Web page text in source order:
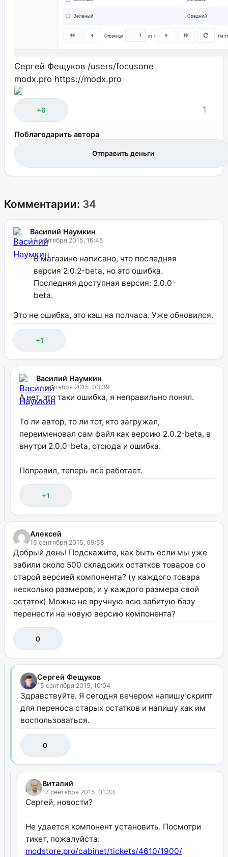
Сергей Фещуков /users/focusone
modx.pro https://modx.pro
+6 1
Поблагодарить автора
Отправить деньги
Комментарии: 34
Василий Наумкин
14 сентября 2015, 16:45
В магазине написано, что последняя
версия 2.0.2-beta, но это ошибка.
Последняя доступная версия: 2.0.0-
beta.
Это не ошибка, это кэш на полчаса. Уже обновился.
+1
Василий Наумкин
17 сентября 2015, 03:39
А нет, это таки ошибка, я неправильно понял.
То ли автор, то ли тот, кто загружал,
переименовал сам файл как версию 2.0.2-beta, в
внутри 2.0.0-beta, отсюда и ошибка.
Поправил, теперь всё работает.
+1
Алексей
15 сентября 2015, 09:58
Добрый день! Подскажите, как быть если мы уже
забили около 500 складских остатков товаров со
старой версией компонента? (у каждого товара
несколько размеров, и у каждого размера свой
остаток) Можно не вручную всю забитую базу
перенести на новую версию компонента?
0
Сергей Фещуков
15 сентября 2015, 10:04
Здравствуйте. Я сегодня вечером напишу скрипт
для переноса старых остатков и напишу как им
воспользоваться.
0
Виталий
17 сентября 2015, 01:33
Сергей, новости?
Не удается компонент установить. Посмотри
тикет, пожалуйста:
modstore.pro/cabinet/tickets/4610/1900/